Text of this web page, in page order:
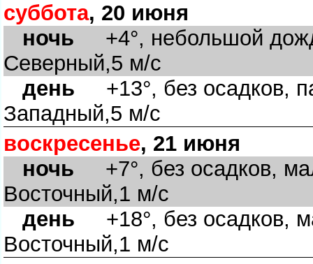
суббота, 20 июня
ночь +4°, небольшой
Северный,5 м/с
день +13°, без осадков,
Западный,5 м/с
воскресенье, 21 июня
ночь +7°, без осадков,
Восточный,1 м/с
день +18°, без осадков,
Восточный,1 м/с